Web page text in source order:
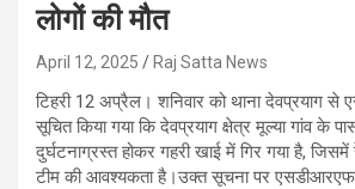
लोगों की मौत
April 12, 2025 Raj Satta News
टिहरी 12 अप्रैल। शनिवार को थाना देवप्रयाग से
सूचित किया गया कि देवप्रयाग क्षेत्र मूल्या गांव के
दुर्घटनाग्रस्त होकर गहरी खाई में गिर गया है,
टीम की आवश्यकता है।उक्त सूचना पर एसडीआरएफ